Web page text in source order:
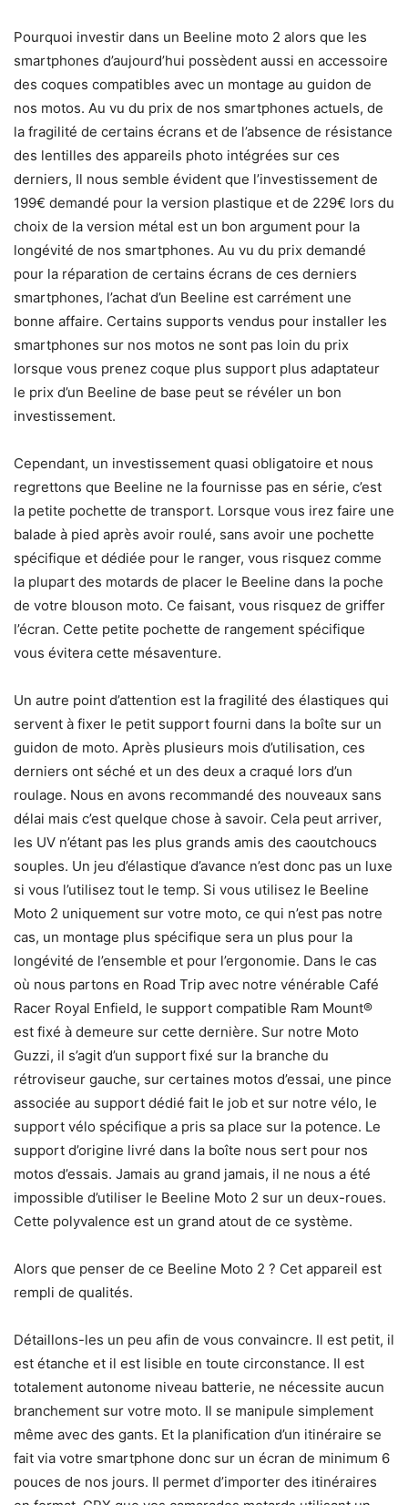
Pourquoi investir dans un Beeline moto 2 alors que les
smartphones d’aujourd’hui possèdent aussi en accessoire
des coques compatibles avec un montage au guidon de
nos motos. Au vu du prix de nos smartphones actuels, de
la fragilité de certains écrans et de l’absence de résistance
des lentilles des appareils photo intégrées sur ces
derniers, Il nous semble évident que l’investissement de
199€ demandé pour la version plastique et de 229€ lors du
choix de la version métal est un bon argument pour la
longévité de nos smartphones. Au vu du prix demandé
pour la réparation de certains écrans de ces derniers
smartphones, l’achat d’un Beeline est carrément une
bonne affaire. Certains supports vendus pour installer les
smartphones sur nos motos ne sont pas loin du prix
lorsque vous prenez coque plus support plus adaptateur
le prix d’un Beeline de base peut se révéler un bon
investissement.
Cependant, un investissement quasi obligatoire et nous
regrettons que Beeline ne la fournisse pas en série, c’est
la petite pochette de transport. Lorsque vous irez faire une
balade à pied après avoir roulé, sans avoir une pochette
spécifique et dédiée pour le ranger, vous risquez comme
la plupart des motards de placer le Beeline dans la poche
de votre blouson moto. Ce faisant, vous risquez de griffer
l’écran. Cette petite pochette de rangement spécifique
vous évitera cette mésaventure.
Un autre point d’attention est la fragilité des élastiques qui
servent à fixer le petit support fourni dans la boîte sur un
guidon de moto. Après plusieurs mois d’utilisation, ces
derniers ont séché et un des deux a craqué lors d’un
roulage. Nous en avons recommandé des nouveaux sans
délai mais c’est quelque chose à savoir. Cela peut arriver,
les UV n’étant pas les plus grands amis des caoutchoucs
souples. Un jeu d’élastique d’avance n’est donc pas un luxe
si vous l’utilisez tout le temp. Si vous utilisez le Beeline
Moto 2 uniquement sur votre moto, ce qui n’est pas notre
cas, un montage plus spécifique sera un plus pour la
longévité de l’ensemble et pour l’ergonomie. Dans le cas
où nous partons en Road Trip avec notre vénérable Café
Racer Royal Enfield, le support compatible Ram Mount®
est fixé à demeure sur cette dernière. Sur notre Moto
Guzzi, il s’agit d’un support fixé sur la branche du
rétroviseur gauche, sur certaines motos d’essai, une pince
associée au support dédié fait le job et sur notre vélo, le
support vélo spécifique a pris sa place sur la potence. Le
support d’origine livré dans la boîte nous sert pour nos
motos d’essais. Jamais au grand jamais, il ne nous a été
impossible d’utiliser le Beeline Moto 2 sur un deux-roues.
Cette polyvalence est un grand atout de ce système.
Alors que penser de ce Beeline Moto 2 ? Cet appareil est
rempli de qualités.
Détaillons-les un peu afin de vous convaincre. Il est petit, il
est étanche et il est lisible en toute circonstance. Il est
totalement autonome niveau batterie, ne nécessite aucun
branchement sur votre moto. Il se manipule simplement
même avec des gants. Et la planification d’un itinéraire se
fait via votre smartphone donc sur un écran de minimum 6
pouces de nos jours. Il permet d’importer des itinéraires